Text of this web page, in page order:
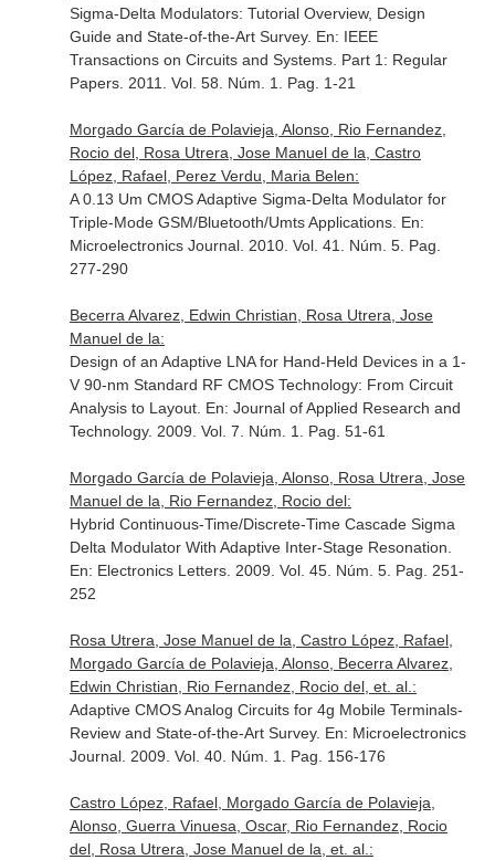
Sigma-Delta Modulators: Tutorial Overview, Design
Guide and State-of-the-Art Survey. En: IEEE
Transactions on Circuits and Systems. Part 1: Regular
Papers. 2011. Vol. 58. Núm. 1. Pag. 1-21
Morgado García de Polavieja, Alonso, Rio Fernandez,
Rocio del, Rosa Utrera, Jose Manuel de la, Castro
López, Rafael, Perez Verdu, Maria Belen:
A 0.13 Um CMOS Adaptive Sigma-Delta Modulator for
Triple-Mode GSM/Bluetooth/Umts Applications. En:
Microelectronics Journal. 2010. Vol. 41. Núm. 5. Pag.
277-290
Becerra Alvarez, Edwin Christian, Rosa Utrera, Jose
Manuel de la:
Design of an Adaptive LNA for Hand-Held Devices in a 1-
V 90-nm Standard RF CMOS Technology: From Circuit
Analysis to Layout. En: Journal of Applied Research and
Technology. 2009. Vol. 7. Núm. 1. Pag. 51-61
Morgado García de Polavieja, Alonso, Rosa Utrera, Jose
Manuel de la, Rio Fernandez, Rocio del:
Hybrid Continuous-Time/Discrete-Time Cascade Sigma
Delta Modulator With Adaptive Inter-Stage Resonation.
En: Electronics Letters. 2009. Vol. 45. Núm. 5. Pag. 251-
252
Rosa Utrera, Jose Manuel de la, Castro López, Rafael,
Morgado García de Polavieja, Alonso, Becerra Alvarez,
Edwin Christian, Rio Fernandez, Rocio del, et. al.:
Adaptive CMOS Analog Circuits for 4g Mobile Terminals-
Review and State-of-the-Art Survey. En: Microelectronics
Journal. 2009. Vol. 40. Núm. 1. Pag. 156-176
Castro López, Rafael, Morgado García de Polavieja,
Alonso, Guerra Vinuesa, Oscar, Rio Fernandez, Rocio
del, Rosa Utrera, Jose Manuel de la, et. al.: